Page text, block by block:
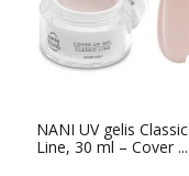
NANI UV gelis Classic
Line, 30 ml – Cover ...